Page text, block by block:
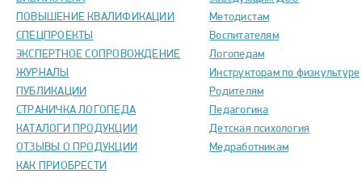
ПОВЫШЕНИЕ КВАЛИФИКАЦИИ
СПЕЦПРОЕКТЫ
ЭКСПЕРТНОЕ СОПРОВОЖДЕНИЕ
ЖУРНАЛЫ
ПУБЛИКАЦИИ
СТРАНИЧКА ЛОГОПЕДА
КАТАЛОГИ ПРОДУКЦИИ
ОТЗЫВЫ О ПРОДУКЦИИ
КАК ПРИОБРЕСТИ
Методистам
Воспитателям
Логопедам
Инструкторам по физкультуре
Родителям
Педагогика
Детская психология
Медработникам